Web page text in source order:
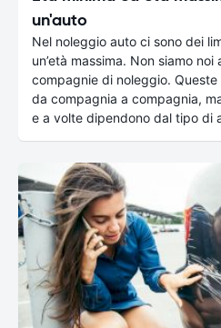
un'auto
Nel noleggio auto ci sono dei
un’età massima. Non siamo
compagnie di noleggio.
da compagnia a compagnia,
e a volte dipendono dal tipo di